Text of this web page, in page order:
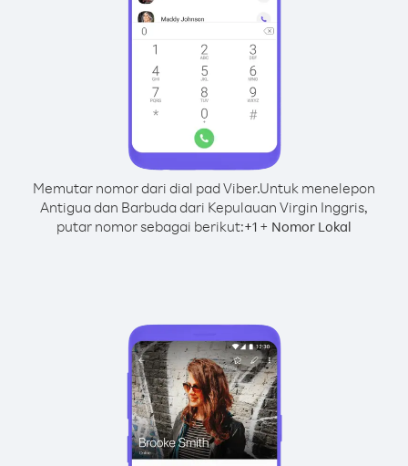
Memutar nomor dari dial pad Viber.Untuk menelepon
Antigua dan Barbuda dari Kepulauan Virgin Inggris,
putar nomor sebagai berikut:+1 + Nomor Lokal